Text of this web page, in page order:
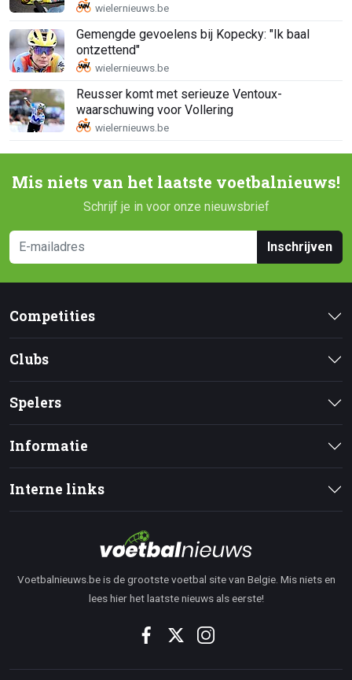
Gemengde gevoelens bij Kopecky: "Ik baal
ontzettend"
Reusser komt met serieuze Ventoux-
waarschuwing voor Vollering
Mis niets van het laatste voetbalnieuws!
Schrijf je in voor onze nieuwsbrief
Inschrijven
Competities
Clubs
Spelers
Informatie
Interne links
Voetbalnieuws.be is de grootste voetbal site van Belgie. Mis niets en
lees hier het laatste nieuws als eerste!